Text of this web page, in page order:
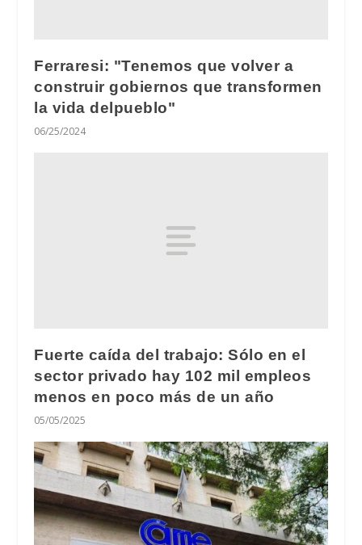
Ferraresi: "Tenemos que volver a
construir gobiernos que transformen
la vida delpueblo"
06/25/2024
Fuerte caída del trabajo: Sólo en el
sector privado hay 102 mil empleos
menos en poco más de un año
05/05/2025